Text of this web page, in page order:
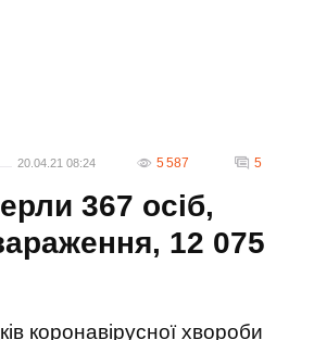
20.04.21 08:24 5 587 5
367 осіб,
12 075
коронавірусної хвороби